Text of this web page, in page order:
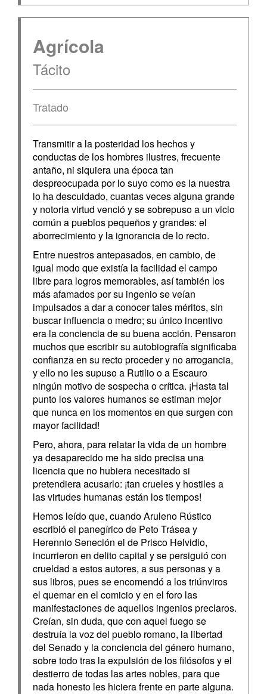
Agrícola
Tácito
Tratado
Transmitir a la posteridad los hechos y
conductas de los hombres ilustres, frecuente
antaño, ni siquiera una época tan
despreocupada por lo suyo como es la nuestra
lo ha descuidado, cuantas veces alguna grande
y notoria virtud venció y se sobrepuso a un vicio
común a pueblos pequeños y grandes: el
aborrecimiento y la ignorancia de lo recto.
Entre nuestros antepasados, en cambio, de
igual modo que existía la facilidad el campo
libre para logros memorables, así también los
más afamados por su ingenio se veían
impulsados a dar a conocer tales méritos, sin
buscar influencia o medro; su único incentivo
era la conciencia de su buena acción. Pensaron
muchos que escribir su autobiografía significaba
confianza en su recto proceder y no arrogancia,
y ello no les supuso a Rutilio o a Escauro
ningún motivo de sospecha o crítica. ¡Hasta tal
punto los valores humanos se estiman mejor
que nunca en los momentos en que surgen con
mayor facilidad!
Pero, ahora, para relatar la vida de un hombre
ya desaparecido me ha sido precisa una
licencia que no hubiera necesitado si
pretendiera acusarlo: ¡tan crueles y hostiles a
las virtudes humanas están los tiempos!
Hemos leído que, cuando Aruleno Rústico
escribió el panegírico de Peto Trásea y
Herennio Seneción el de Prisco Helvidio,
incurrieron en delito capital y se persiguió con
crueldad a estos autores, a sus personas y a
sus libros, pues se encomendó a los triúnviros
el quemar en el comicio y en el foro las
manifestaciones de aquellos ingenios preclaros.
Creían, sin duda, que con aquel fuego se
destruía la voz del pueblo romano, la libertad
del Senado y la conciencia del género humano,
sobre todo tras la expulsión de los filósofos y el
destierro de todas las artes nobles, para que
nada honesto les hiciera frente en parte alguna.